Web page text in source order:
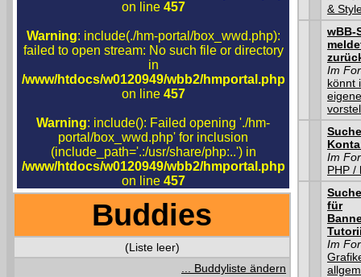
on line 457
Warning: include(./hm-portal/box_wwd.php):
failed to open stream: No such file or directory
in
/www/htdocs/w0120949/wbb2/hmportal.php
on line 457
Warning: include(): Failed opening './hm-
portal/box_wwd.php' for inclusion
(include_path='.:/usr/share/php:..') in
/www/htdocs/w0120949/wbb2/hmportal.php
on line 457
Buddies
(Liste leer)
... Buddyliste ändern
&
wBB-
Im
könnt
Suche
Im
PHP /
für
Im